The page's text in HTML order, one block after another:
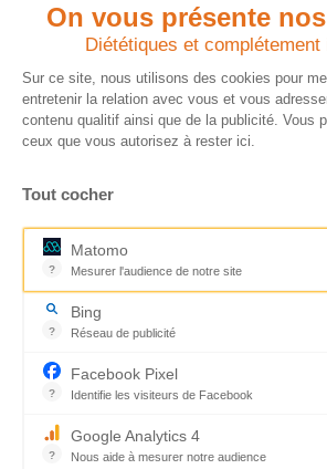
On vous présente
Diététiques et complétement
Sur ce site, nous utilisons des cookies pour
entretenir la relation avec vous et vous
contenu qualitif ainsi que de la publicité. Vous
ceux que vous autorisez à rester ici.
Tout cocher
?
Matomo
Mesurer l'audience de notre site
Outil analytique (alternative à Google
?
Bing
Réseau de publicité
?
Facebook Pixel
Identifie les visiteurs de Facebook
?
Google Analytics 4
Nous aide à mesurer notre audience
Quels avantages fiscaux ?
Chaque don effectué à une
association reconnue d’utilité
publique comme CARE, est
déductible jusqu’à 75 % de l’impôt
sur le revenu. Modalités de
déduction, déclaration des dons
ce qu’il faut savoir sur la
France pour exprimer votre
générosité et optimiser votre
fiscalité en toute confiance.
En savoir plus
Donner en
Vos dons
vos
plus de 15
France est
est